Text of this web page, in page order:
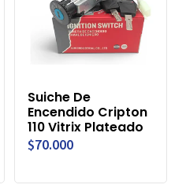
Suiche De
Encendido Cripton
110 Vitrix Plateado
$70.000